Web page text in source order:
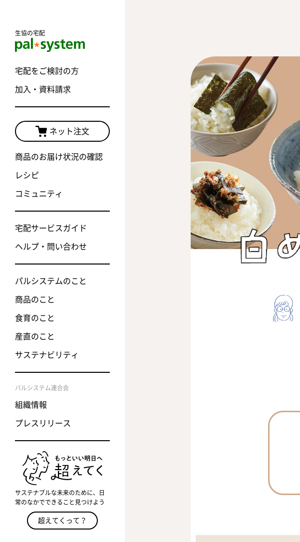
生協の宅配
宅配をご検討の方
加入・資料請求
ネット注文
商品のお届け状況の確認
レシピ
コミュニティ
宅配サービスガイド
ヘルプ・問い合わせ
パルシステムのこと
商品のこと
食育のこと
産直のこと
サステナビリティ
パルシステム連合会
組織情報
プレスリリース
サステナブルな未来のために、日
常のなかでできること見つけよう
超えてくって？